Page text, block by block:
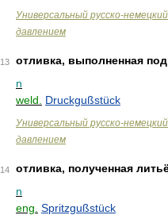
Универсальный русско-
давлением
13
отливка, выполненная
n
weld.
Druckgußstück
Универсальный русско-
давлением
14
отливка, полученная
n
eng. Spritzgußstück